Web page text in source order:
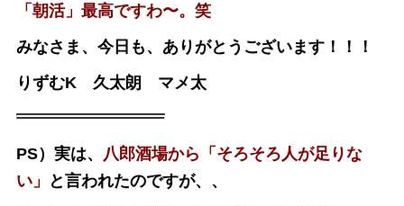
「朝活」最高ですわ〜。笑
みなさま、今日も、ありがとうございます！！！
りずむK 久太朗 マメ太
PS）実は、 八郎酒場から「そろそろ人が足りな
い」
と言われたのですが、、